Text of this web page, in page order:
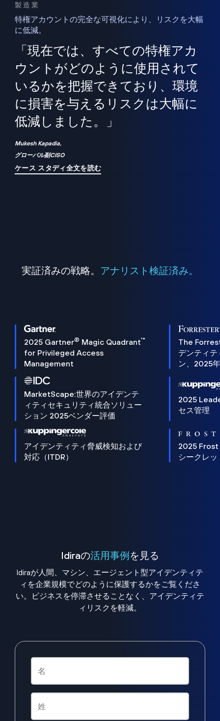
製造業
特権アカウントの完全な可視化により、リスクを大幅
に低減。
「現在では、すべての特権アカ
ウントがどのように使用されて
いるかを把握できており、環境
に損害を与えるリスクは大幅に
低減しました。」
Mukesh Kapadia,
グローバル副CISO
ケース スタディ全文を読む
実証済みの戦略。 アナリスト検証済み。
2025 Gartner® Magic Quadrant™
for Privileged Access
Management
The
デンティ
ン、2025
MarketScape:世界のアイデンテ
ィティセキュリティ統合ソリュー
ション 2025ベンダー評価
2025
セス管理
アイデンティティ脅威検知および
対応（ITDR）
2025 Frost
シークレッ
Idiraの活用事例を見る
Idiraが人間、マシン、エージェント型アイデンティテ
ィを企業規模でどのように保護するかをご覧くださ
い。ビジネスを停滞させることなく、アイデンティテ
ィリスクを軽減。